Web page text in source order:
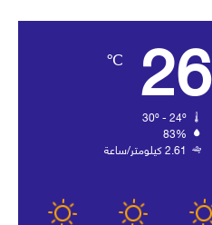
26
℃
83%
2.61 كيلومتر/ساعة